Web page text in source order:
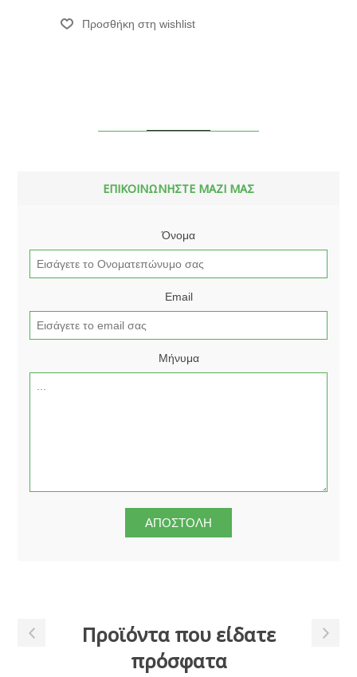
ΕΠΙΚΟΙΝΩΝΗΣΤΕ ΜΑΖΙ ΜΑΣ
Όνομα
Email
Μήνυμα
Προϊόντα που είδατε
πρόσφατα